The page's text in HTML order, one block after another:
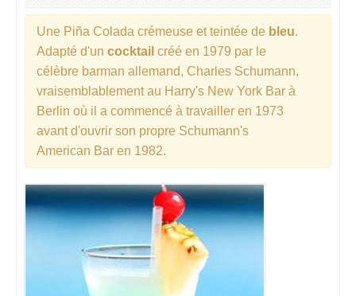
Une Piña Colada crémeuse et teintée de bleu.
Adapté d'un cocktail créé en 1979 par le
célèbre barman allemand, Charles Schumann,
vraisemblablement au Harry's New York Bar à
Berlin où il a commencé à travailler en 1973
avant d'ouvrir son propre Schumann's
American Bar en 1982.